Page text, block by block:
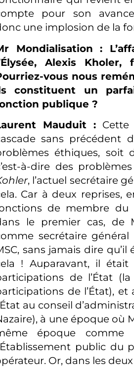
pour son
une implosion de la
Mondialisation :
Alexis
vous nous
constituent un
publique ?
Mauduit :Cette
sans précédent
éthiques, soit
à-dire des
, l’actuel secrétaire
Car à deux reprises,
de membre du
le premier cas, de
secrétaire
sans jamais dire
! Auparavant, il
de l’État
de l’État),
au conseil
à une époque où
époque comme
public du
Or, dans les